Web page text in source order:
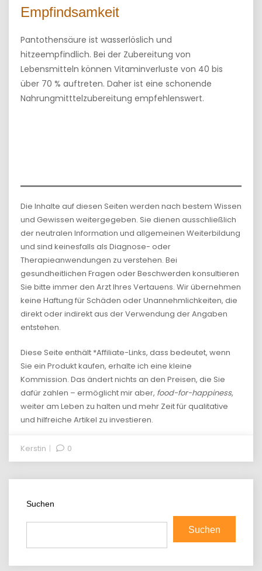
Empfindsamkeit
Pantothensäure ist wasserlöslich und
hitzeempfindlich. Bei der Zubereitung von
Lebensmitteln können Vitaminverluste von 40 bis
über 70 % auftreten. Daher ist eine schonende
Nahrungmitttelzubereitung empfehlenswert.
Die Inhalte auf diesen Seiten werden nach bestem Wissen
und Gewissen weitergegeben. Sie dienen ausschließlich
der neutralen Information und allgemeinen Weiterbildung
und sind keinesfalls als Diagnose- oder
Therapieanwendungen zu verstehen. Bei
gesundheitlichen Fragen oder Beschwerden konsultieren
Sie bitte immer den Arzt Ihres Vertauens. Wir übernehmen
keine Haftung für Schäden oder Unannehmlichkeiten, die
direkt oder indirekt aus der Verwendung der Angaben
entstehen.
Diese Seite enthält *Affiliate-Links, dass bedeutet, wenn
Sie ein Produkt kaufen, erhalte ich eine kleine
Kommission. Das ändert nichts an den Preisen, die Sie
dafür zahlen – ermöglicht mir aber, food-for-happiness,
weiter am Leben zu halten und mehr Zeit für qualitative
und hilfreiche Artikel zu investieren.
Kerstin 0
Suchen
Suchen